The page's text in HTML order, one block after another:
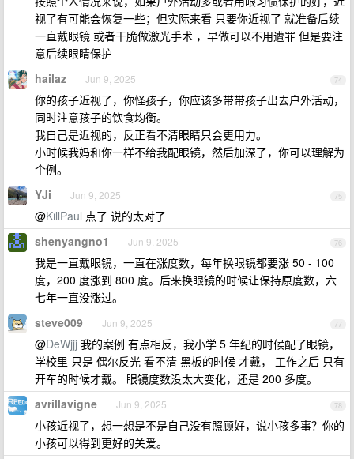
视了有可能会恢复一些；但实际来看 只要你近视了 就准备后续
一直戴眼镜 或者干脆做激光手术 ，早做可以不用遭罪 但是要注
意后续眼睛保护
74
hailaz Jun 9, 2025
你的孩子近视了，你怪孩子，你应该多带带孩子出去户外活动，
同时注意孩子的饮食均衡。
我自己是近视的，反正看不清眼睛只会更用力。
小时候我妈和你一样不给我配眼镜，然后加深了，你可以理解为
个例。
75
YJi Jun 9, 2025
@KillPaul 点了 说的太对了
76
shenyangno1 Jun 9, 2025
我是一直戴眼镜，一直在涨度数，每年换眼镜都要涨 50 - 100
度，200 度涨到 800 度。后来换眼镜的时候让保持原度数，六
七年一直没涨过。
77
steve009 Jun 9, 2025
@DeWjjj 我的案例 有点相反，我小学 5 年纪的时候配了眼镜，
学校里 只是 偶尔反光 看不清 黑板的时候 才戴， 工作之后 只有
开车的时候才戴。 眼镜度数没太大变化，还是 200 多度。
78
avrillavigne Jun 9, 2025
小孩近视了，想一想是不是自己没有照顾好，说小孩多事？你的
小孩可以得到更好的关爱。